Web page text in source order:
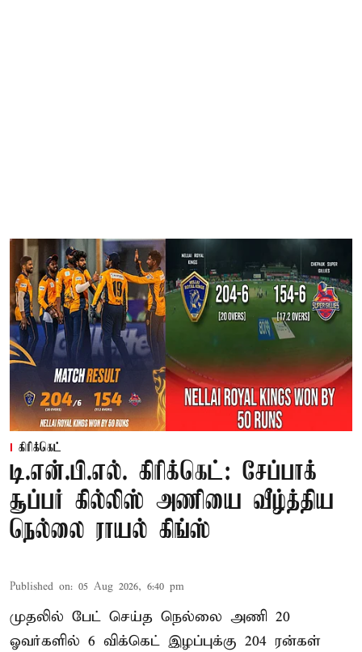
கிரிக்கெட்
டி.என்.பி.எல். கிரிக்கெட்: சேப்பாக்
சூப்பர் கில்லிஸ் அணியை வீழ்த்திய
நெல்லை ராயல் கிங்ஸ்
Published on: 05 Aug 2026, 6:40 pm
முதலில் பேட் செய்த நெல்லை அணி 20
ஓவர்களில் 6 விக்கெட் இழப்புக்கு 204 ரன்கள்